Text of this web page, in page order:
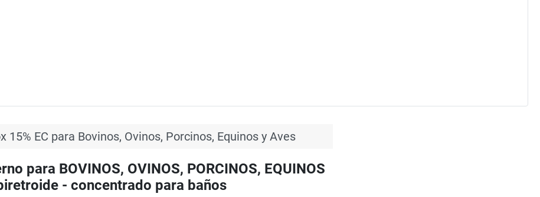
15% EC para Bovinos, Ovinos, Porcinos, Equinos y Aves
para BOVINOS, OVINOS, PORCINOS, EQUINOS
- concentrado para baños